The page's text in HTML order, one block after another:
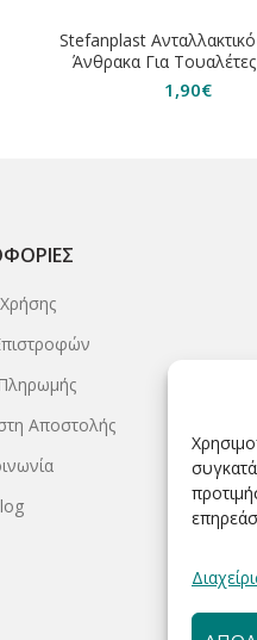
Stefanplast
Άνθρακα Για
1,90€
Αποστολής